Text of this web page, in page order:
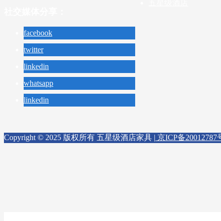
facebook
twitter
linkedin
whatsapp
linkedin
Copyright © 2025 版权所有 五星级酒店家具 | 京ICP备20012787